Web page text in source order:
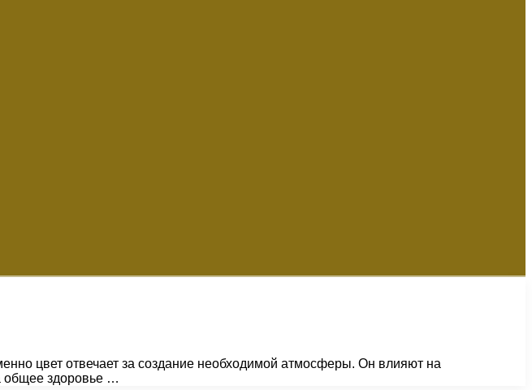
цвет отвечает за создание необходимой атмосферы. Он влияют на
общее здоровье …